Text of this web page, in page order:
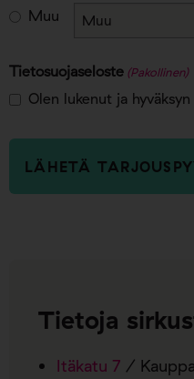
Muu
Tietosuojaseloste (Pakollinen)
Olen lukenut ja hyväksyn
Tietoja
Itäkatu 7 /